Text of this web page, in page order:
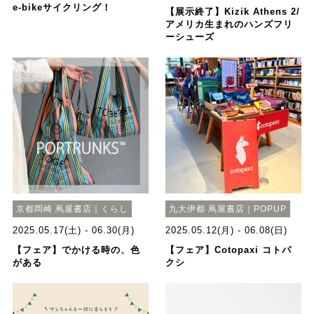
e-bikeサイクリング！
【展示終了】Kizik Athens 2/
アメリカ生まれのハンズフリ
ーシューズ
京都岡崎 蔦屋書店｜くらし
2025.05.17(土) - 06.30(月)
【フェア】でかける時の、色
がある
九大伊都 蔦屋書店｜POPUP
2025.05.12(月) - 06.08(日)
【フェア】Cotopaxi コトパ
クシ